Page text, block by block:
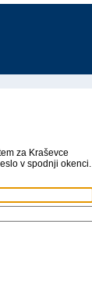
za Kraševce
v spodnji okenci.